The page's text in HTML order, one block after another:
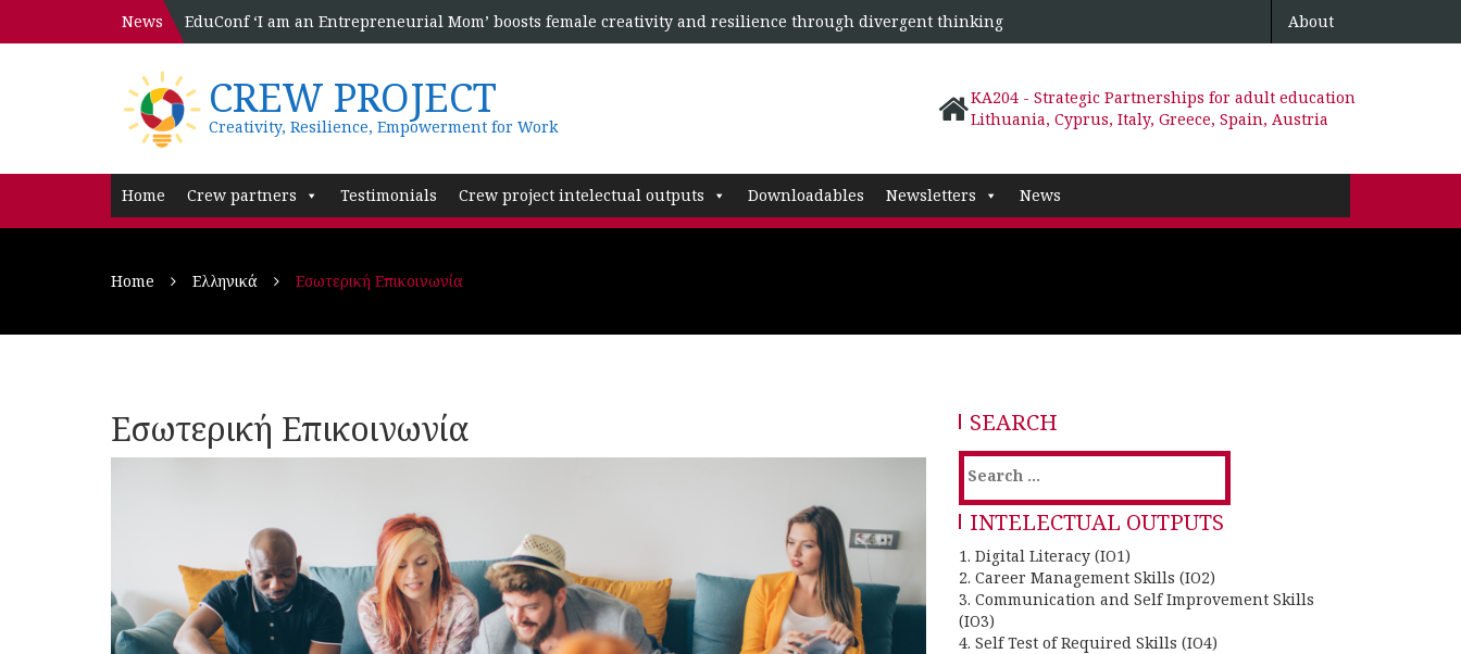
News EduConf ‘I am an Entrepreneurial Mom’ boosts female creativity and resilience through divergent thinking About
CREW PROJECT
Creativity, Resilience, Empowerment for Work
KA204 - Strategic Partnerships for adult education
Lithuania, Cyprus, Italy, Greece, Spain, Austria
Home Crew partners Testimonials Crew project intelectual outputs Downloadables Newsletters News
Home Ελληνικά Εσωτερική Επικοινωνία
Εσωτερική Επικοινωνία SEARCH
INTELECTUAL OUTPUTS
1. Digital Literacy (IO1)
2. Career Management Skills (IO2)
3. Communication and Self Improvement Skills
(IO3)
4. Self Test of Required Skills (IO4)